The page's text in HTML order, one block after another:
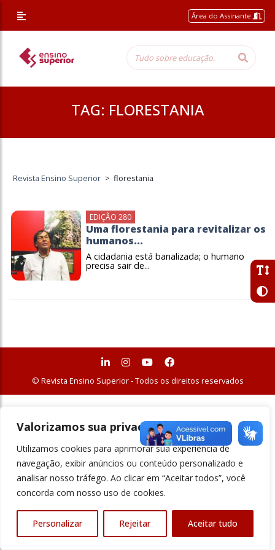
Valorizamos sua privacidade
Utilizamos cookies para aprimorar sua experiência de
navegação, exibir anúncios ou conteúdo personalizado e
analisar nosso tráfego. Ao clicar em “Aceitar todos”, você
concorda com nosso uso de cookies.
Personalizar Rejeitar Aceitar tudo
Área do Assinante
TAG: FLORESTANIA
Revista Ensino Superior > florestania
EDIÇÃO 280
Uma florestania para revitalizar os
humanos...
A cidadania está banalizada; o humano
precisa sair de...
© Revista Ensino Superior - Todos os direitos reservados